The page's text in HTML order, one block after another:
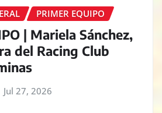
PRIMER EQUIPO
| Mariela Sánchez,
del Racing Club
Jul 27, 2026